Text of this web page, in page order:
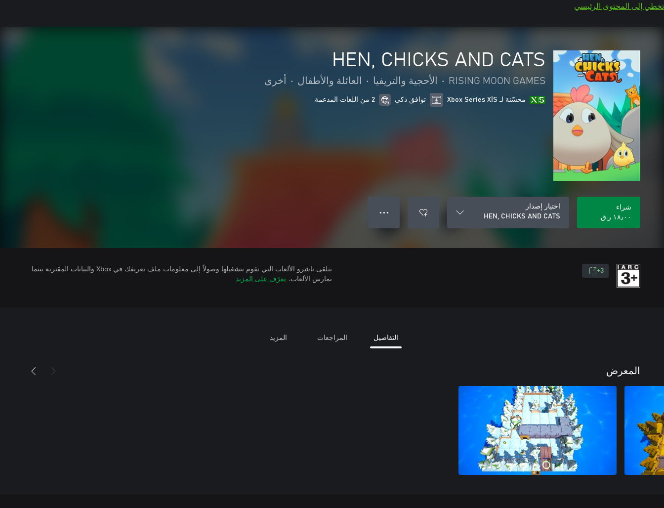
تخطي إلى المحتوى الرئيسي
HEN, CHICKS AND CATS
RISING MOON GAMES
• الأحجية والتريفيا • العائلة والأطفال • أخرى
محسّنة لـ Xbox Series X|S توافق ذكي 2 من اللغات المدعمة
شراء
١٨٫٠٠ ر.ق.‏
اختيار إصدار
HEN, CHICKS AND CATS
● ● ●
3+
يتلقى ناشرو الألعاب التي تقوم بتشغيلها وصولاً إلى معلومات ملف تعريفك في Xbox والبيانات المقترنة بينما
تمارس الألعاب. تعرّف على المزيد
التفاصيل المراجعات المزيد
المعرض